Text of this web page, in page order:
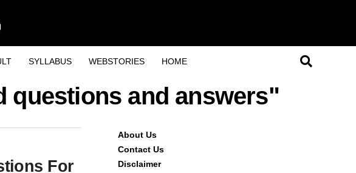
SYLLABUS WEBSTORIES HOME
questions and answers"
For
About Us
Contact Us
Disclaimer